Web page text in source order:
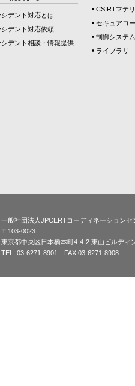
シデント対応とは
シデント対応依頼
シデント相談・情報提供
CSIRTマテ
セキュアコ
制御システ
ライブラリ
一般社団法人JPCERTコーディネーションセ
〒103-0023
東京都中央区日本橋本町4-4-2 東山ビルディ
TEL: 03-6271-8901 FAX 03-6271-8908